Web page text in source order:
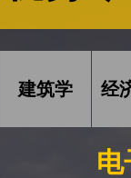
建筑学 经